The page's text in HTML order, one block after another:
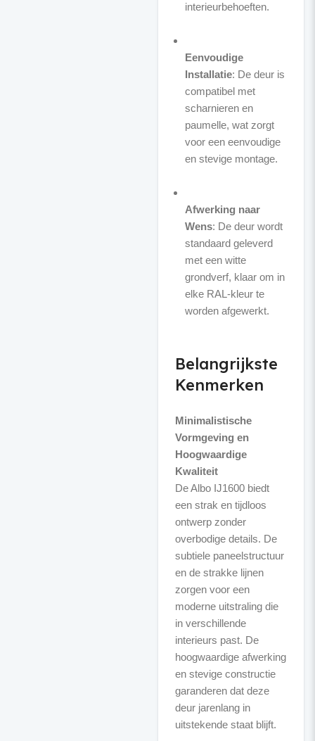
interieurbehoeften.
Eenvoudige
Installatie: De deur is
compatibel met
scharnieren en
paumelle, wat zorgt
voor een eenvoudige
en stevige montage.
Afwerking naar
Wens: De deur wordt
standaard geleverd
met een witte
grondverf, klaar om in
elke RAL-kleur te
worden afgewerkt.
Belangrijkste
Kenmerken
Minimalistische
Vormgeving en
Hoogwaardige
Kwaliteit
De Albo IJ1600 biedt
een strak en tijdloos
ontwerp zonder
overbodige details. De
subtiele paneelstructuur
en de strakke lijnen
zorgen voor een
moderne uitstraling die
in verschillende
interieurs past. De
hoogwaardige afwerking
en stevige constructie
garanderen dat deze
deur jarenlang in
uitstekende staat blijft.